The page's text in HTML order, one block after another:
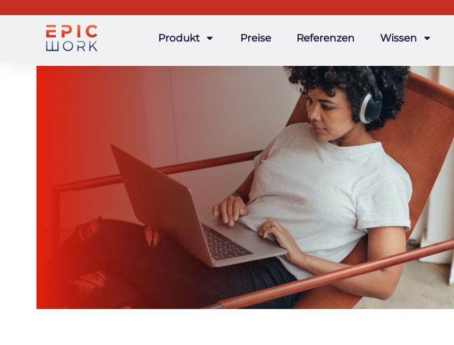
Produkt Preise Referenzen Wissen